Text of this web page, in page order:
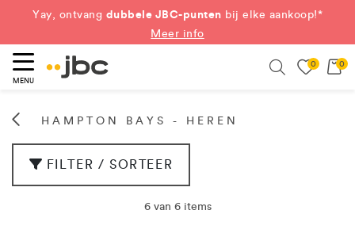
Yay, ontvang dubbele JBC-punten bij elke aankoop!*
Meer info
MENU
0 0
HAMPTON BAYS - HEREN
FILTER / SORTEER
6 van 6 items